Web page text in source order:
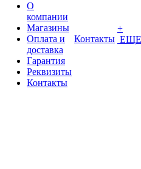
О
компании
Магазины
Оплата и
доставка
Гарантия
Реквизиты
Контакты
Контакты
+
ЕЩЕ